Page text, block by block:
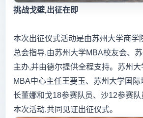
挑战戈壁,出征在即
本次出征仪式活动是由苏州大学商学
总会指导,由苏州大学MBA校友会、
主办,并由德尔提供全程支持。苏州
MBA中心主任王要玉、苏州大学国
长董娜和戈18参赛队员、沙12参赛
本次活动,共同见证出征仪式。